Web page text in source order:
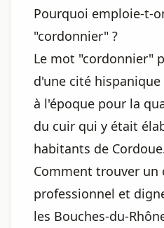
Pourquoi emploie-t-
"cordonnier" ?
Le mot "cordonnier"
d'une cité
à l'époque pour la
du cuir qui y était
habitants de
Comment trouver un
professionnel et
les Bouches-du-